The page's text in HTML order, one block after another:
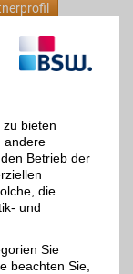
mit
und
dem
bieten
andere
Betrieb der
die
und
Sie
beachten Sie,